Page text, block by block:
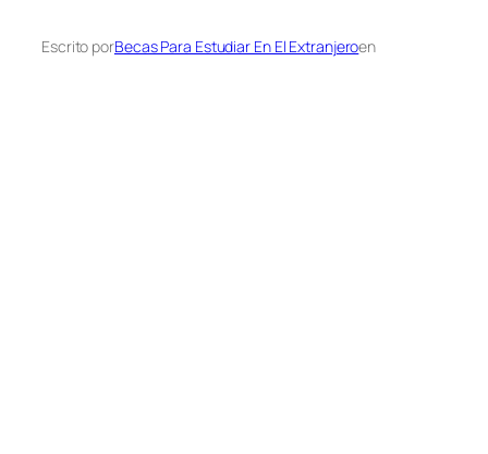
Escrito porBecas Para Estudiar En El Extranjeroen